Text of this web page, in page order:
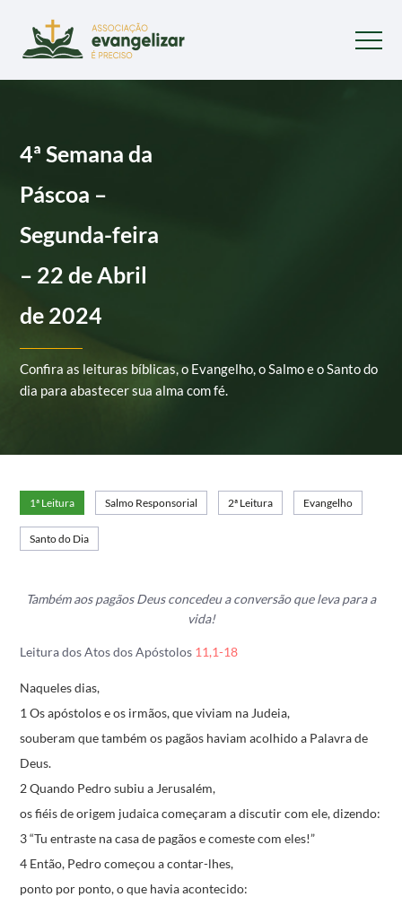
4ª Semana da
Páscoa –
Segunda-feira
– 22 de Abril
de 2024
Confira as leituras bíblicas, o Evangelho, o Salmo e o Santo do
dia para abastecer sua alma com fé.
1ª Leitura Salmo Responsorial 2ª Leitura Evangelho
Santo do Dia
Também aos pagãos Deus concedeu a conversão que leva para a
vida!
Leitura dos Atos dos Apóstolos 11,1-18
Naqueles dias,
1 Os apóstolos e os irmãos, que viviam na Judeia,
souberam que também os pagãos haviam acolhido a Palavra de
Deus.
2 Quando Pedro subiu a Jerusalém,
os fiéis de origem judaicacomeçaram a discutir com ele, dizendo:
3 “Tu entraste na casa de pagãos e comeste com eles!”
4 Então, Pedro começou a contar-lhes,
ponto por ponto, o que havia acontecido: